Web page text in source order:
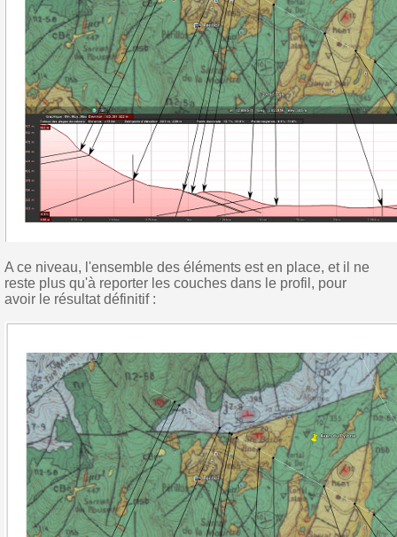
A ce niveau, l'ensemble des éléments est en place, et il ne
reste plus qu'à reporter les couches dans le profil, pour
avoir le résultat définitif :